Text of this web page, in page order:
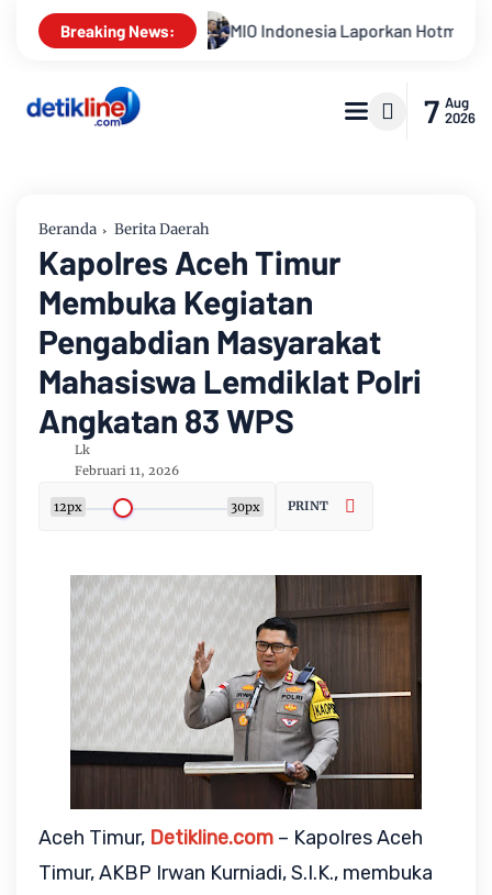
Breaking News:
Indonesia Laporkan Hotman Paris ke Polda Metro Jaya
7 Aug
2026
Beranda Berita Daerah
Kapolres Aceh Timur
Membuka Kegiatan
Pengabdian Masyarakat
Mahasiswa Lemdiklat Polri
Angkatan 83 WPS
Lk
Februari 11, 2026
12px 30px PRINT
Aceh Timur, Detikline.com – Kapolres Aceh
Timur, AKBP Irwan Kurniadi, S.I.K., membuka